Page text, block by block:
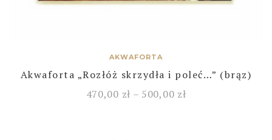
AKWAFORTA
Akwaforta „Rozłóż skrzydła i poleć…” (brąz)
470,00 zł – 500,00 zł